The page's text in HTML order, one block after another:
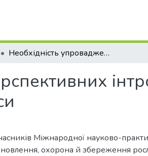
Необхідність упровадження перспективних інтродукованих деревних видів у Карпатські ліси
Міжнародної науково-
охорона й збереження